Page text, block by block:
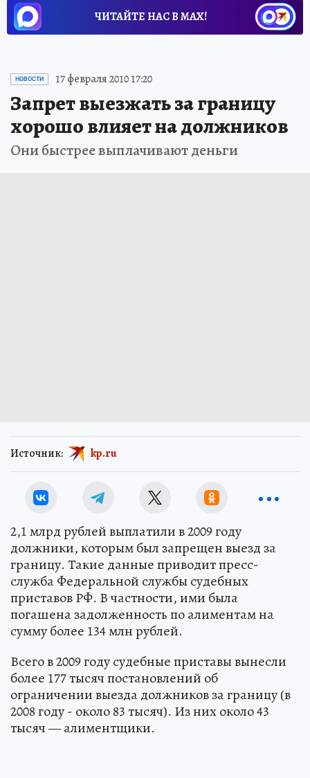
ЧИТАЙТЕ НАС В МАХ!
НОВОСТИ 17 февраля 2010 17:20
Запрет выезжать за границу
хорошо влияет на должников
Они быстрее выплачивают деньги
Источник: kp.ru
2,1 млрд рублей выплатили в 2009 году
должники, которым был запрещен выезд за
границу. Такие данные приводит пресс-
служба Федеральной службы судебных
приставов РФ. В частности, ими была
погашена задолженность по алиментам на
сумму более 134 млн рублей.
Всего в 2009 году судебные приставы вынесли
более 177 тысяч постановлений об
ограничении выезда должников за границу (в
2008 году - около 83 тысяч). Из них около 43
тысяч — алиментщики.